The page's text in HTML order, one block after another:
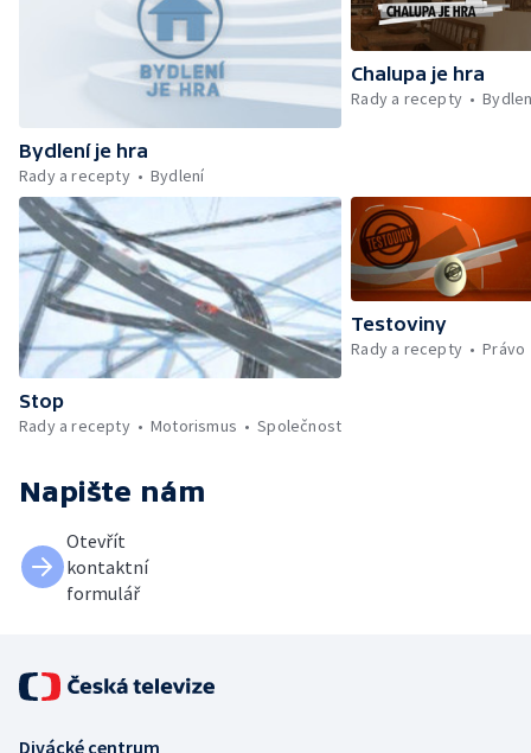
Bydlení je hra
Rady a recepty
Bydlení
Chalupa je hra
Rady a recepty
Stop
Rady a recepty
Motorismus Společnost
Testoviny
Rady a recepty
Právo
Napište nám
Otevřít
kontaktní
formulář
Divácké centrum